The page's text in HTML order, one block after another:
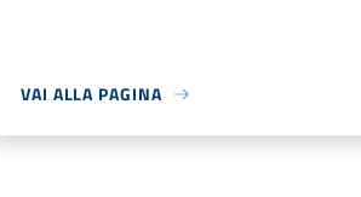
VAI ALLA PAGINA